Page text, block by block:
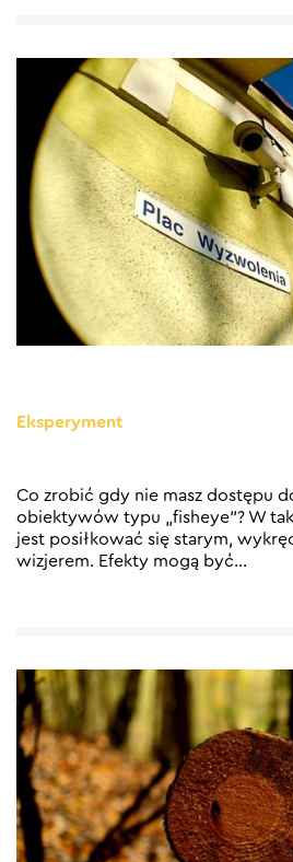
Eksperyment
Co zrobić gdy nie masz dostępu
obiektywów typu „fisheye”? W
jest posiłkować się starym,
wizjerem. Efekty mogą być…